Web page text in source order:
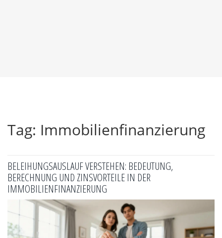
Tag: Immobilienfinanzierung
BELEIHUNGSAUSLAUF VERSTEHEN: BEDEUTUNG,
BERECHNUNG UND ZINSVORTEILE IN DER
IMMOBILIENFINANZIERUNG